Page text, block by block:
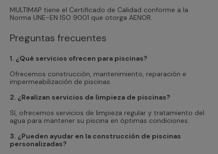
MULTIMAP tiene el Certificado de Calidad conforme a la
Norma UNE-EN ISO 9001 que otorga AENOR.
Preguntas frecuentes
1. ¿Qué servicios ofrecen para piscinas?
Ofrecemos construcción, mantenimiento, reparación e
impermeabilización de piscinas.
2. ¿Realizan servicios de limpieza de piscinas?
Sí, ofrecemos servicios de limpieza regular y tratamiento del
agua para mantener su piscina en óptimas condiciones.
3. ¿Pueden ayudar en la construcción de piscinas
personalizadas?